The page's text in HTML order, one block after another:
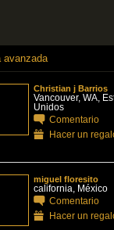
avanzada
Christian j Barrios
Vancouver, WA,
Unidos
Comentario
Hacer un
miguel floresito
california, México
Comentario
Hacer un